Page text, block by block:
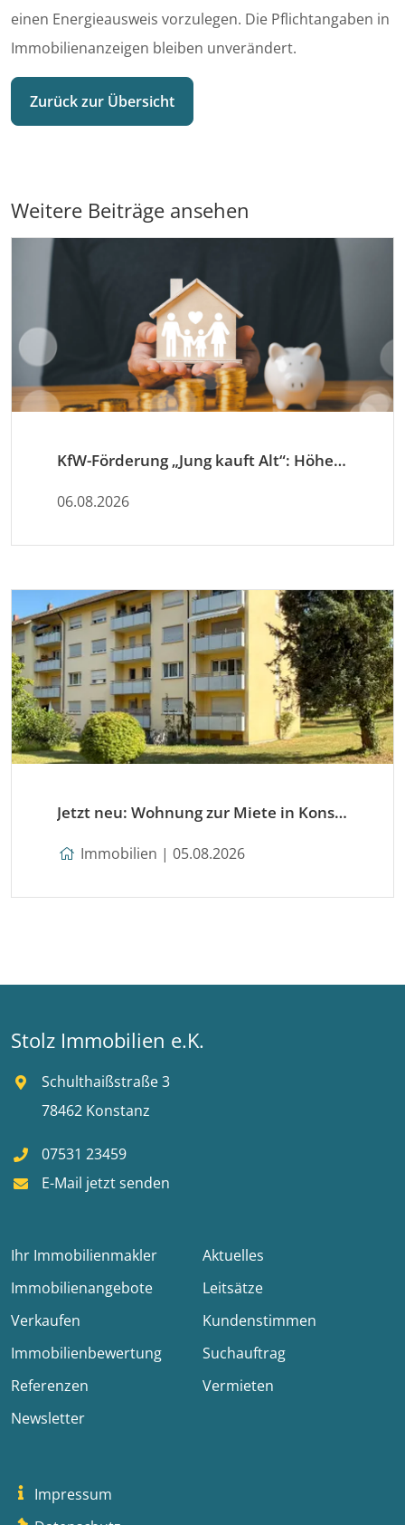
einen Energieausweis vorzulegen. Die Pflichtangaben in
Immobilienanzeigen bleiben unverändert.
Zurück zur Übersicht
Weitere Beiträge ansehen
KfW-Förderung „Jung kauft Alt“: Höhere Kredite ab August 2026
06.08.2026
Jetzt neu: Wohnung zur Miete in Konstanz
Immobilien | 05.08.2026
Stolz Immobilien e.K.
Schulthaißstraße 3
78462 Konstanz
07531 23459
E-Mail jetzt senden
Ihr Immobilienmakler
Aktuelles
Immobilienangebote
Leitsätze
Verkaufen
Kundenstimmen
Immobilienbewertung
Suchauftrag
Referenzen
Vermieten
Newsletter
Impressum